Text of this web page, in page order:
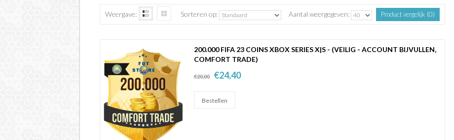
Weergave: Sorteren op: Aantal weergegeven: Product vergelijk (0)
200.000 FIFA 23 COINS XBOX SERIES X|S - (VEILIG - ACCOUNT BIJVULLEN,
COMFORT TRADE)
€20,00 €24,40